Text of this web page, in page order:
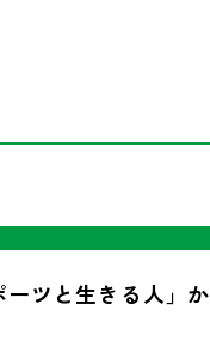
ーツと生きる人」